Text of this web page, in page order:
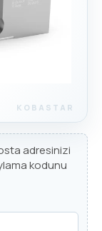
adresinizi
kodunu